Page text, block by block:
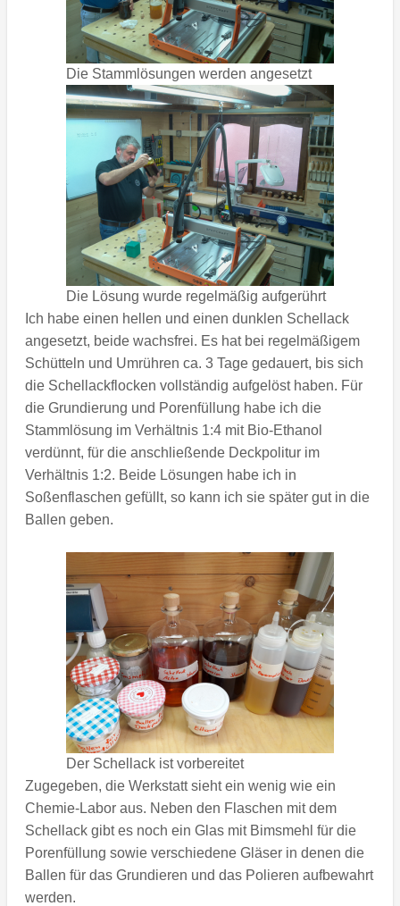
Die Stammlösungen werden angesetzt
Die Lösung wurde regelmäßig aufgerührt
Ich habe einen hellen und einen dunklen Schellack
angesetzt, beide wachsfrei. Es hat bei regelmäßigem
Schütteln und Umrühren ca. 3 Tage gedauert, bis sich
die Schellackflocken vollständig aufgelöst haben. Für
die Grundierung und Porenfüllung habe ich die
Stammlösung im Verhältnis 1:4 mit Bio-Ethanol
verdünnt, für die anschließende Deckpolitur im
Verhältnis 1:2. Beide Lösungen habe ich in
Soßenflaschen gefüllt, so kann ich sie später gut in die
Ballen geben.
Der Schellack ist vorbereitet
Zugegeben, die Werkstatt sieht ein wenig wie ein
Chemie-Labor aus. Neben den Flaschen mit dem
Schellack gibt es noch ein Glas mit Bimsmehl für die
Porenfüllung sowie verschiedene Gläser in denen die
Ballen für das Grundieren und das Polieren aufbewahrt
werden.